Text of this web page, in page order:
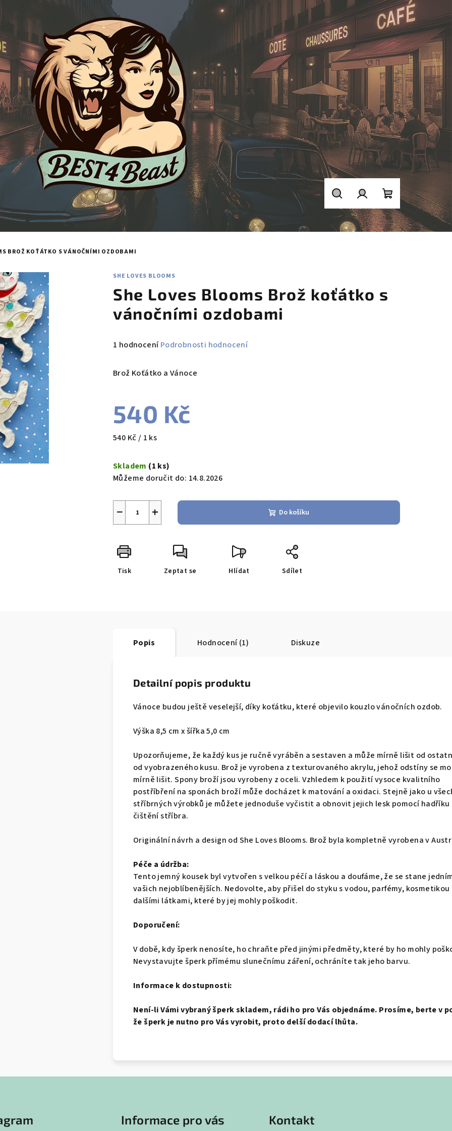
HledatPřihlášeníNákupní
BROŽ KOŤÁTKO S VÁNOČNÍMI OZDOBAMI
SHE LOVES BLOOMS
She Loves Blooms Brož koťátko s
vánočními ozdobami
Průměrné
produktu
z
5
1 hodnocení Podrobnosti hodnocení
Brož Koťátko a Vánoce
540 Kč
Měrná
540 Kč / 1 ks
Skladem (1 ks)
Můžeme doručit do: 14.8.2026
+
− Do košíku
Tisk Zeptat se Hlídat Sdílet
Popis Hodnocení (1) Diskuze
Detailní popis produktu
Vánoce budou ještě veselejší, díky koťátku, které objevilo kouzlo vánočních ozdob.
Výška 8,5 cm x šířka 5,0 cm
Upozorňujeme, že každý kus je ručně vyráběn a sestaven a může mírně lišit od
od vyobrazeného kusu. Brož je vyrobena z texturovaného akrylu, jehož odstíny se
mírně lišit. Spony broží jsou vyrobeny z oceli. Vzhledem k použití vysoce kvalitního
postříbření na sponách broží může docházet k matování a oxidaci. Stejně jako u
stříbrných výrobků je můžete jednoduše vyčistit a obnovit jejich lesk pomocí hadříku
čištění stříbra.
Originální návrh a design od She Loves Blooms. Brož byla kompletně vyrobena v
Péče a údržba:
Tento jemný kousek byl vytvořen s velkou péčí a láskou a doufáme, že se stane
vašich nejoblíbenějších. Nedovolte, aby přišel do styku s vodou, parfémy, kosmetikou
dalšími látkami, které by jej mohly poškodit.
Doporučení:
V době, kdy šperk nenosíte, ho chraňte před jinými předměty, které by ho mohly
Nevystavujte šperk přímému slunečnímu záření, ochráníte tak jeho barvu.
Informace k dostupnosti:
Není-li Vámi vybraný šperk skladem, rádi ho pro Vás objednáme. Prosíme, berte v
že šperk je nutno pro Vás vyrobit, proto delší dodací lhůta.
Informace pro vás Kontakt